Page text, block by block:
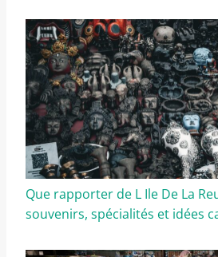
Que rapporter de L Ile De La
souvenirs, spécialités et idées